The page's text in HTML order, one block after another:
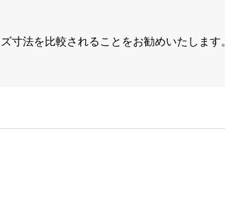
寸法を比較されることをお勧めいたします